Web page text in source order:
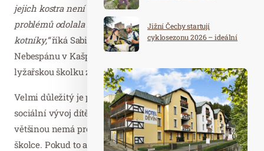
jejich kostra není natolik vyvinutá, aby vždy bez
problémů odolala za jízdy tlakům na kyčle, kolena a
kotníky,“říká Sabina Kmecová, instruktorka lyžování z
Nebespánu v Kašperských Horách, která pořádá
lyžařskou školku zaměřenou na učení hrou.
Velmi důležitý je podle ní i mentální, emocionální a
sociální vývoj dítěte. To, které je zvyklé na kolektiv,
většinou nemá problém zařadit se do výuky v lyžařské
školce. Pokud to ale odmítá, počkejte další rok. Jestliže
Jižní Čechy startují
cyklosezonu 2026 – ideální